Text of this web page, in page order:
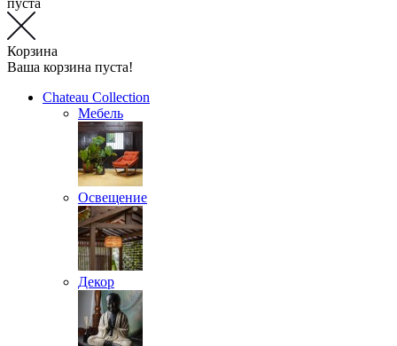
Корзина
Ваша корзина пуста!
Chateau Collection
Мебель
Освещение
Декор